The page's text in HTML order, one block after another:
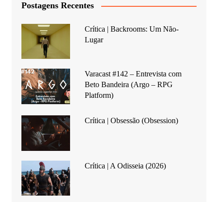
Postagens Recentes
Crítica | Backrooms: Um Não-
Lugar
Varacast #142 – Entrevista com
Beto Bandeira (Argo – RPG
Platform)
Crítica | Obsessão (Obsession)
Crítica | A Odisseia (2026)